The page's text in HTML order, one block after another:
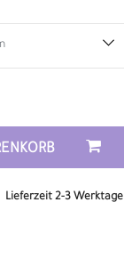
Lieferzeit 2-3 Werktage